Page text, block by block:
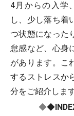
4月からの入学
し、少し落ち着
つ状態になった
怠感など、心身
があります。こ
するストレスか
分をご紹介します
◆◆